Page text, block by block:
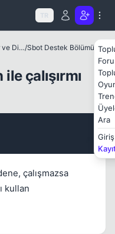
TR
Ara
Giriş
iSro Ücretsiz Botlar ve Diğer Programlar/Sbot Destek Bölümü
çalışırmı
çalışmazsa
kullan